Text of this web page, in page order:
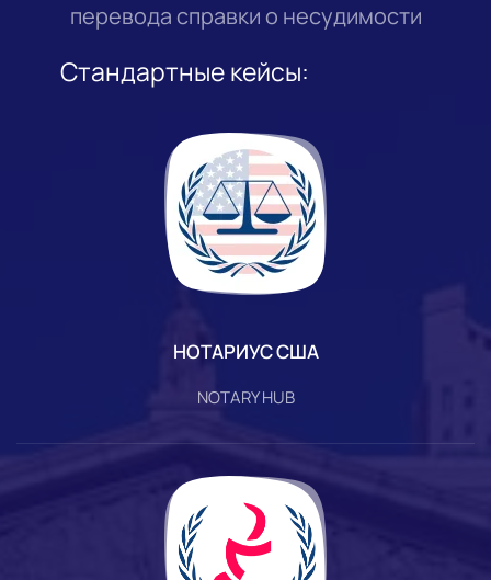
перевода справки о несудимости
Стандартные кейсы:
НОТАРИУС США
NOTARY HUB